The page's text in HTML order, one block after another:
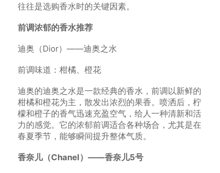
往往是选购香水时的关键因素。
前调浓郁的香水推荐
迪奥（Dior）——迪奥之水
前调味道：柑橘、橙花
迪奥的迪奥之水是一款经典的香水，前调以新鲜的
柑橘和橙花为主，散发出浓烈的果香。喷洒后，柠
檬和橙子的香气迅速充盈空气，给人一种清新和活
力的感觉。它的浓郁前调适合各种场合，尤其是在
春夏季节，能够瞬间提升整体气质。
香奈儿（Chanel）——香奈儿5号